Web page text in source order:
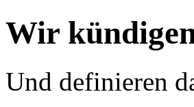
Wir
Und definieren